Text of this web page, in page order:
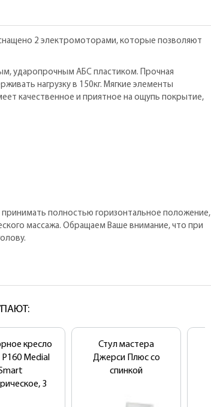
2 электромоторами, которые позволяют
ударопрочным АБС пластиком. Прочная
нагрузку в 150кг. Мягкие элементы
качественное и приятное на ощупь покрытие,
полностью горизонтальное положение,
массажа. Обращаем Ваше внимание, что при
кресло
Medial
3
Стул мастера
Джерси Плюс со
спинкой